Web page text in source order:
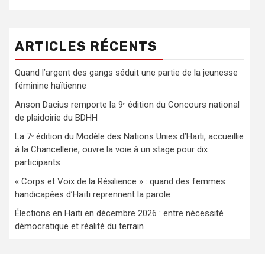
ARTICLES RÉCENTS
Quand l’argent des gangs séduit une partie de la jeunesse
féminine haïtienne
Anson Dacius remporte la 9ᵉ édition du Concours national
de plaidoirie du BDHH
La 7ᵉ édition du Modèle des Nations Unies d’Haïti, accueillie
à la Chancellerie, ouvre la voie à un stage pour dix
participants
« Corps et Voix de la Résilience » : quand des femmes
handicapées d’Haïti reprennent la parole
Élections en Haïti en décembre 2026 : entre nécessité
démocratique et réalité du terrain